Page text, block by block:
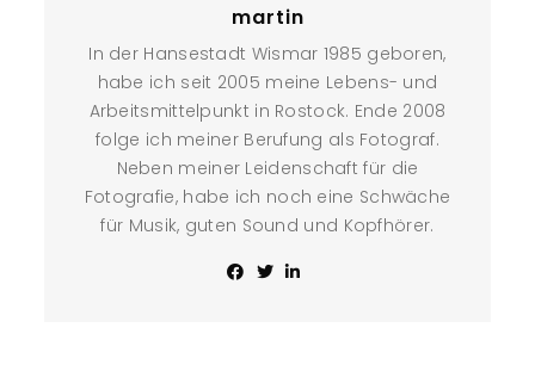
martin
In der Hansestadt Wismar 1985 geboren,
habe ich seit 2005 meine Lebens- und
Arbeitsmittelpunkt in Rostock. Ende 2008
folge ich meiner Berufung als Fotograf.
Neben meiner Leidenschaft für die
Fotografie, habe ich noch eine Schwäche
für Musik, guten Sound und Kopfhörer.